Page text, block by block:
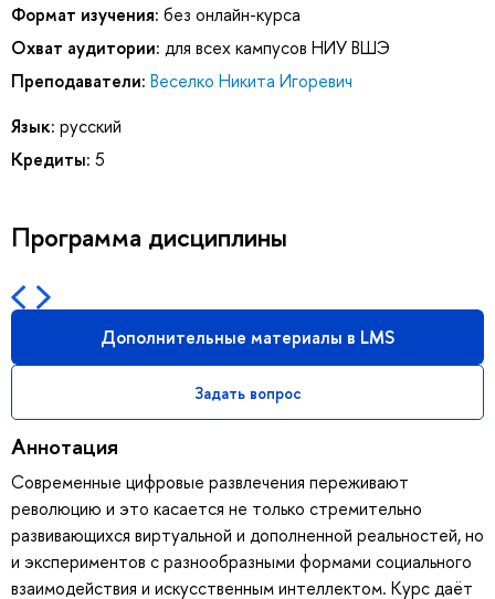
Формат изучения: без онлайн-курса
Охват аудитории: для всех кампусов НИУ ВШЭ
Преподаватели: Веселко Никита Игоревич
Язык: русский
Кредиты: 5
Программа дисциплины
Дополнительные материалы в LMS
Задать вопрос
Аннотация
Современные цифровые развлечения переживают
революцию и это касается не только стремительно
развивающихся виртуальной и дополненной реальностей, но
и экспериментов с разнообразными формами социального
взаимодействия и искусственным интеллектом. Курс даёт